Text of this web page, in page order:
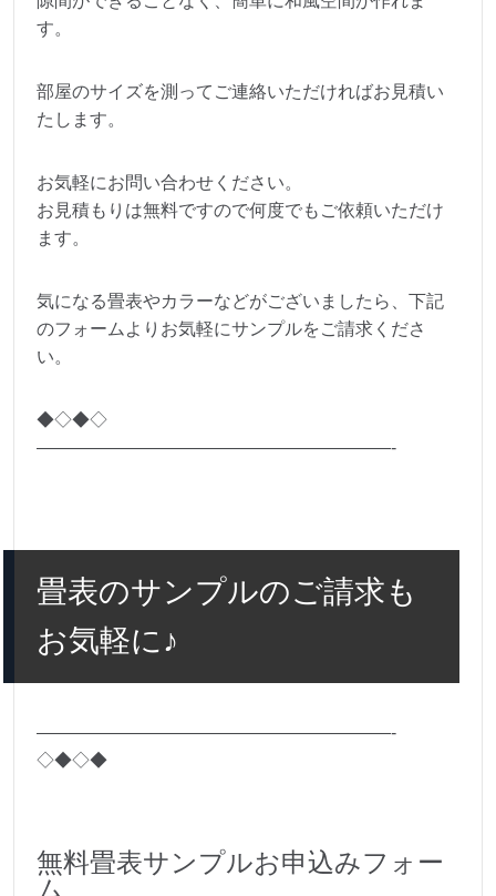
す。
部屋のサイズを測ってご連絡いただければお見積い
たします。
お気軽にお問い合わせください。
お見積もりは無料ですので何度でもご依頼いただけ
ます。
気になる畳表やカラーなどがございましたら、下記
のフォームよりお気軽にサンプルをご請求くださ
い。
◆◇◆◇
————————————————————-
畳表のサンプルのご請求も
お気軽に♪
————————————————————-
◇◆◇◆
無料畳表サンプルお申込みフォー
ム